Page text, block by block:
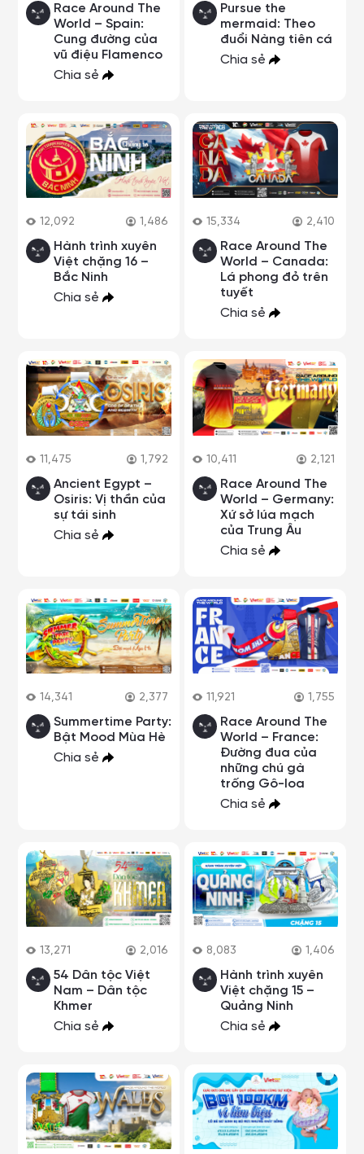
Race Around The
World – Spain:
Cung đường của
vũ điệu Flamenco
Chia sẻ
Pursue the
mermaid: Theo
đuổi Nàng tiên cá
Chia sẻ
12,092 1,486
Hành trình xuyên
Việt chặng 16 –
Bắc Ninh
Chia sẻ
15,334 2,410
Race Around The
World – Canada:
Lá phong đỏ trên
tuyết
Chia sẻ
11,475 1,792
Ancient Egypt –
Osiris: Vị thần của
sự tái sinh
Chia sẻ
10,411 2,121
Race Around The
World – Germany:
Xứ sở lúa mạch
của Trung Âu
Chia sẻ
14,341 2,377
Summertime Party:
Bật Mood Mùa Hè
Chia sẻ
11,921 1,755
Race Around The
World – France:
Đường đua của
những chú gà
trống Gô-loa
Chia sẻ
13,271 2,016
54 Dân tộc Việt
Nam – Dân tộc
Khmer
Chia sẻ
8,083 1,406
Hành trình xuyên
Việt chặng 15 –
Quảng Ninh
Chia sẻ